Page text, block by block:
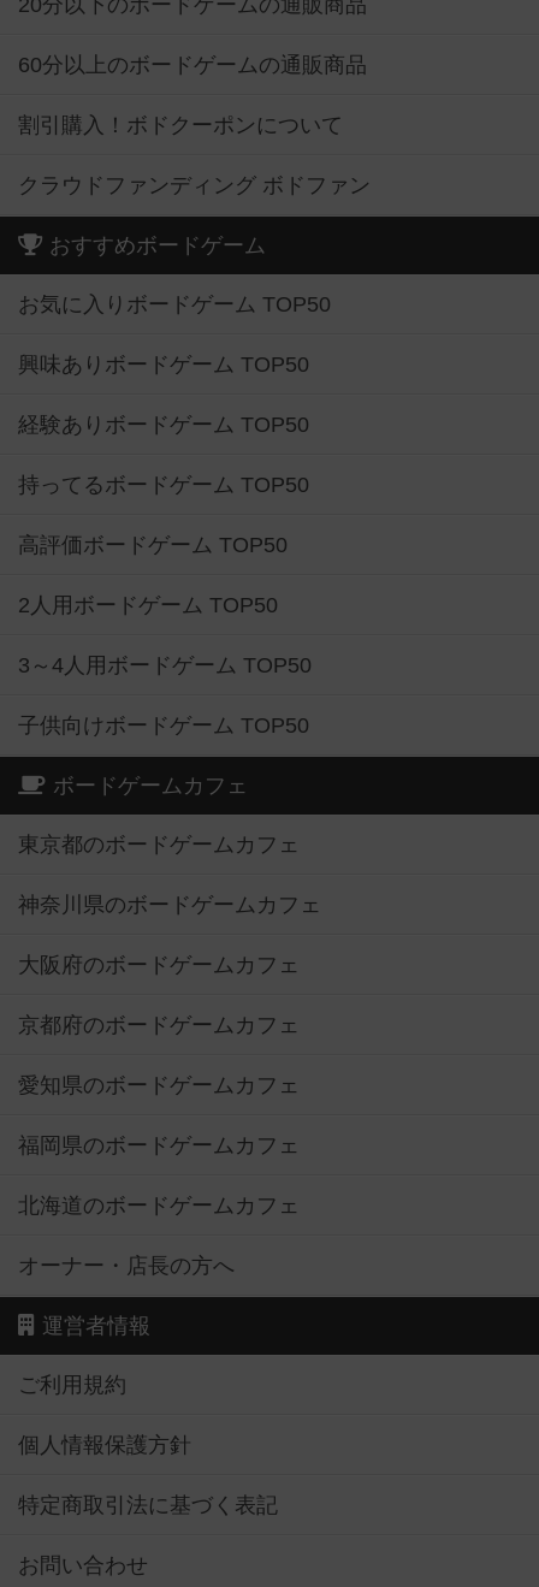
20分以下のボードゲームの通販商品
60分以上のボードゲームの通販商品
割引購入！ボドクーポンについて
クラウドファンディング ボドファン
おすすめボードゲーム
お気に入りボードゲーム TOP50
興味ありボードゲーム TOP50
経験ありボードゲーム TOP50
持ってるボードゲーム TOP50
高評価ボードゲーム TOP50
2人用ボードゲーム TOP50
3～4人用ボードゲーム TOP50
子供向けボードゲーム TOP50
ボードゲームカフェ
東京都のボードゲームカフェ
神奈川県のボードゲームカフェ
大阪府のボードゲームカフェ
京都府のボードゲームカフェ
愛知県のボードゲームカフェ
福岡県のボードゲームカフェ
北海道のボードゲームカフェ
オーナー・店長の方へ
運営者情報
ご利用規約
個人情報保護方針
特定商取引法に基づく表記
お問い合わせ